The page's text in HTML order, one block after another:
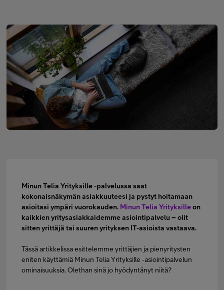
Minun Telia Yrityksille
Inspiroidu
EN SV
Minun Telia Yrityksille -palvelussa saat
kokonaisnäkymän asiakkuuteesi ja pystyt hoitamaan
asioitasi ympäri vuorokauden. Minun Telia Yrityksilleon
kaikkien yritysasiakkaidemme asiointipalvelu – olit
sitten yrittäjä tai suuren yrityksen IT-asioista vastaava.
Tässä artikkelissa esittelemme yrittäjien ja pienyritysten
eniten käyttämiä Minun Telia Yrityksille ‑asiointipalvelun
ominaisuuksia. Olethan sinä jo hyödyntänyt niitä?